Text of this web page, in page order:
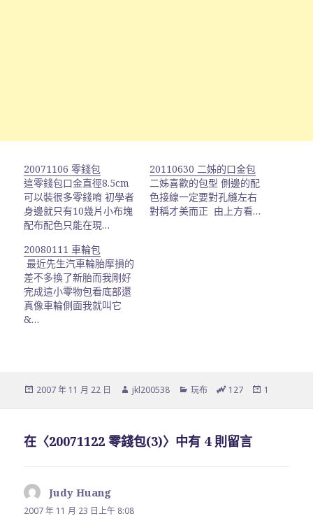
20071106 零錢包
這零錢包口金直徑8.5cm
可以裝很多零錢唷 初學者
身邊就只有10幾片小布塊
配布配色只能在現…
20110630 二姊的口金包
二姊喜歡的包型 側邊的配
色接線一定要對孔縫左右
對稱才美而正 由上方看…
20080111 車輪包
最近先生汽車輪胎摩損的
差不多換了新胎而我剛好
完成這小零物包看底部還
真像車輪側面我就叫它
&…
發
2007 年 11 月 22 日
作
jkl200538
分
玩布
總
數
127
24
1
在〈20071122 零錢包(3)〉中有 4 則留言
Judy Huang
示:
2007 年 11 月 23 日上午 8:08